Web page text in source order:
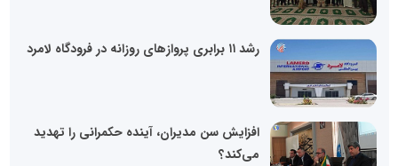
رشد ۱۱ برابری پروازهای روزانه در فرودگاه لامرد
افزایش سن مدیران، آینده حکمرانی را تهدید
می‌کند؟